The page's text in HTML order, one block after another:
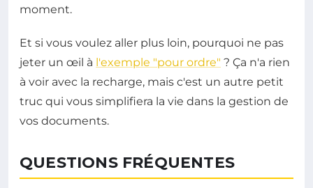
moment.
Et si vous voulez aller plus loin, pourquoi ne pas
jeter un œil à l'exemple "pour ordre" ? Ça n'a rien
à voir avec la recharge, mais c'est un autre petit
truc qui vous simplifiera la vie dans la gestion de
vos documents.
QUESTIONS FRÉQUENTES